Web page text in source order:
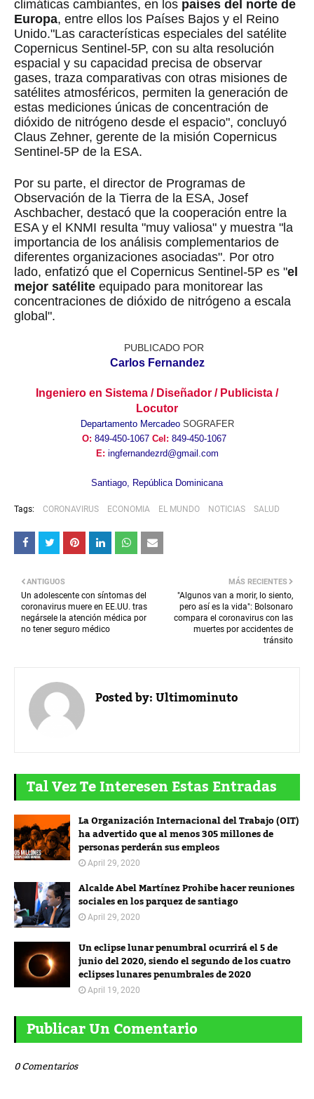
climáticas cambiantes, en los países del norte de
Europa, entre ellos los Países Bajos y el Reino
Unido."Las características especiales del satélite
Copernicus Sentinel-5P, con su alta resolución
espacial y su capacidad precisa de observar
gases, traza comparativas con otras misiones de
satélites atmosféricos, permiten la generación de
estas mediciones únicas de concentración de
dióxido de nitrógeno desde el espacio", concluyó
Claus Zehner, gerente de la misión Copernicus
Sentinel-5P de la ESA.
Por su parte, el director de Programas de
Observación de la Tierra de la ESA, Josef
Aschbacher, destacó que la cooperación entre la
ESA y el KNMI resulta "muy valiosa" y muestra "la
importancia de los análisis complementarios de
diferentes organizaciones asociadas". Por otro
lado, enfatizó que el Copernicus Sentinel-5P es "el
mejor satélite equipado para monitorear las
concentraciones de dióxido de nitrógeno a escala
global".
PUBLICADO POR
Carlos Fernandez
Ingeniero en Sistema / Diseñador / Publicista /
Locutor
Departamento Mercadeo SOGRAFER
O: 849-450-1067 Cel: 849-450-1067
E: ingfernandezrd@gmail.com
Santiago, República Dominicana
Tags: CORONAVIRUS ECONOMIA EL MUNDO NOTICIAS SALUD
MÁS RECIENTES
"Algunos van a morir, lo siento,
pero así es la vida": Bolsonaro
compara el coronavirus con las
muertes por accidentes de
tránsito
ANTIGUOS
Un adolescente con síntomas del
coronavirus muere en EE.UU. tras
negársele la atención médica por
no tener seguro médico
Posted by:Ultimominuto
Tal Vez Te Interesen Estas Entradas
La Organización Internacional del Trabajo (OIT)
ha advertido que al menos 305 millones de
personas perderán sus empleos
April 29, 2020
Alcalde Abel Martínez Prohibe hacer reuniones
sociales en los parquez de santiago
April 29, 2020
Un eclipse lunar penumbral ocurrirá el 5 de
junio del 2020, siendo el segundo de los cuatro
eclipses lunares penumbrales de 2020
April 19, 2020
Publicar Un Comentario
0 Comentarios